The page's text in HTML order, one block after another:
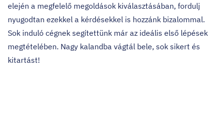
elején a megfelelő megoldások kiválasztásában, fordulj
nyugodtan ezekkel a kérdésekkel is hozzánk bizalommal.
Sok induló cégnek segítettünk már az ideális első lépések
megtételében. Nagy kalandba vágtál bele, sok sikert és
kitartást!